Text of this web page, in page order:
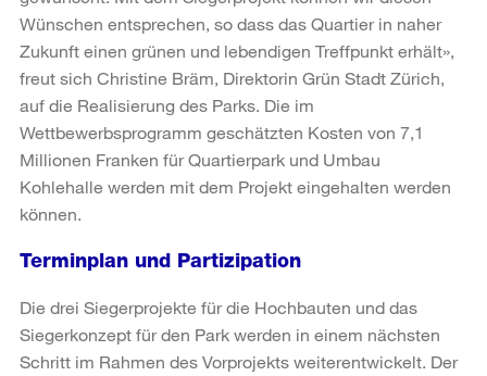
Wünschen entsprechen, so dass das Quartier in naher
Zukunft einen grünen und lebendigen Treffpunkt erhält»,
freut sich Christine Bräm, Direktorin Grün Stadt Zürich,
auf die Realisierung des Parks. Die im
Wettbewerbsprogramm geschätzten Kosten von 7,1
Millionen Franken für Quartierpark und Umbau
Kohlehalle werden mit dem Projekt eingehalten werden
können.
Terminplan und Partizipation
Die drei Siegerprojekte für die Hochbauten und das
Siegerkonzept für den Park werden in einem nächsten
Schritt im Rahmen des Vorprojekts weiterentwickelt. Der